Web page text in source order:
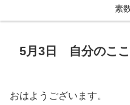
素
5月3日 自分のここ
おはようございます。